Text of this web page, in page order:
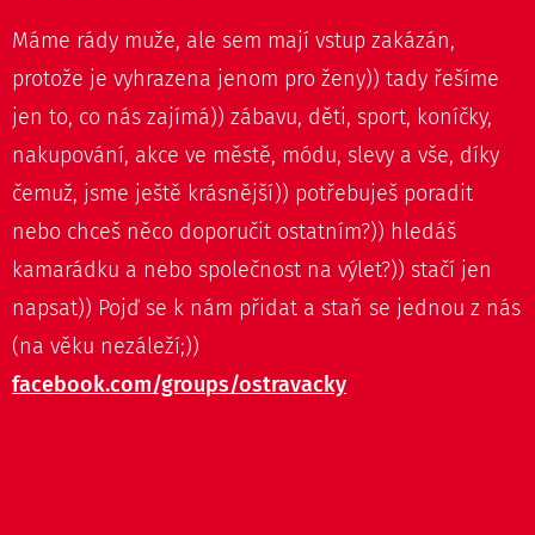
námahy.
krásná
vzpomínka.
potřebné
sebevědomí.
Máme rády muže, ale sem mají vstup zakázán,
protože je vyhrazena jenom pro ženy)) tady řešíme
jen to, co nás zajímá)) zábavu, děti, sport, koníčky,
nakupování, akce ve městě, módu, slevy a vše, díky
čemuž, jsme ještě krásnější)) potřebuješ poradit
nebo chceš něco doporučit ostatním?)) hledáš
kamarádku a nebo společnost na výlet?)) stačí jen
napsat)) Pojď se k nám přidat a staň se jednou z nás
(na věku nezáleží;))
facebook.com/groups/ostravacky